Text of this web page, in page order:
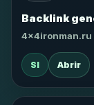
Backlink
4x4ironman.ru
SI Abrir